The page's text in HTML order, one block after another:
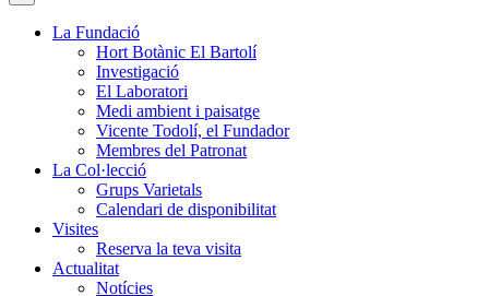
La Fundació
Hort Botànic El Bartolí
Investigació
El Laboratori
Medi ambient i paisatge
Vicente Todolí, el Fundador
Membres del Patronat
La Col·lecció
Grups Varietals
Calendari de disponibilitat
Visites
Reserva la teva visita
Actualitat
Notícies